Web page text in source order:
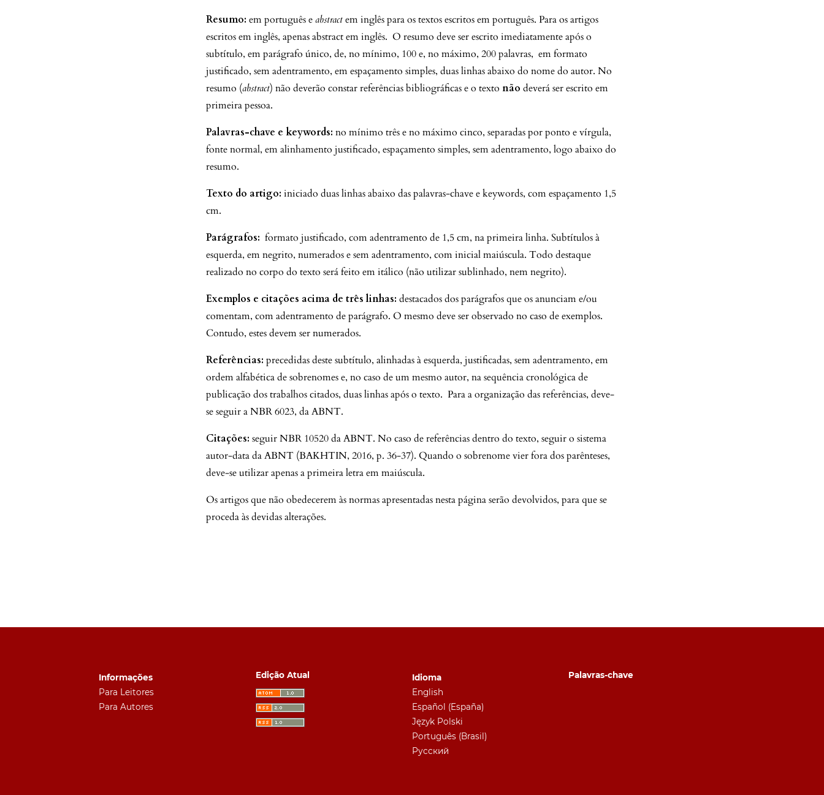
Resumo: em português eabstractem inglês para os textos escritos em português. Para os artigos
escritos em inglês, apenas abstract em inglês. O resumo deve ser escrito imediatamente após o
subtítulo, em parágrafo único, de, no mínimo, 100 e, no máximo, 200 palavras, em formato
justificado, sem adentramento, em espaçamento simples, duas linhas abaixo do nome do autor. No
resumo (abstract) não deverão constar referências bibliográficas e o texto não deverá ser escrito em
primeira pessoa.
Palavras-chave e keywords: no mínimo três e no máximo cinco, separadas por ponto e vírgula,
fonte normal, em alinhamento justificado, espaçamento simples, sem adentramento, logo abaixo do
resumo.
Texto do artigo: iniciado duas linhas abaixo das palavras-chave e keywords, com espaçamento 1,5
cm.
Parágrafos: formato justificado, com adentramento de 1,5 cm, na primeira linha. Subtítulos à
esquerda, em negrito, numerados e sem adentramento, com inicial maiúscula. Todo destaque
realizado no corpo do texto será feito em itálico (não utilizar sublinhado, nem negrito).
Exemplos e citações acima de três linhas: destacados dos parágrafos que os anunciam e/ou
comentam, com adentramento de parágrafo. O mesmo deve ser observado no caso de exemplos.
Contudo, estes devem ser numerados.
Referências: precedidas deste subtítulo, alinhadas à esquerda, justificadas, sem adentramento, em
ordem alfabética de sobrenomes e, no caso de um mesmo autor, na sequência cronológica de
publicação dos trabalhos citados, duas linhas após o texto. Para a organização das referências, deve-
se seguir a NBR 6023, da ABNT.
Citações: seguir NBR 10520 da ABNT. No caso de referências dentro do texto, seguir o sistema
autor-data da ABNT (BAKHTIN, 2016, p. 36-37). Quando o sobrenome vier fora dos parênteses,
deve-se utilizar apenas a primeira letra em maiúscula.
Os artigos que não obedecerem às normas apresentadas nesta página serão devolvidos, para que se
proceda às devidas alterações.
Informações
Para Leitores
Para Autores
Edição Atual
Idioma
English
Español (España)
Język Polski
Português (Brasil)
Русский
Palavras-chave